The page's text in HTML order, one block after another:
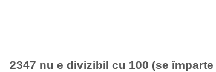
2347 nu e divizibil cu 100 (se